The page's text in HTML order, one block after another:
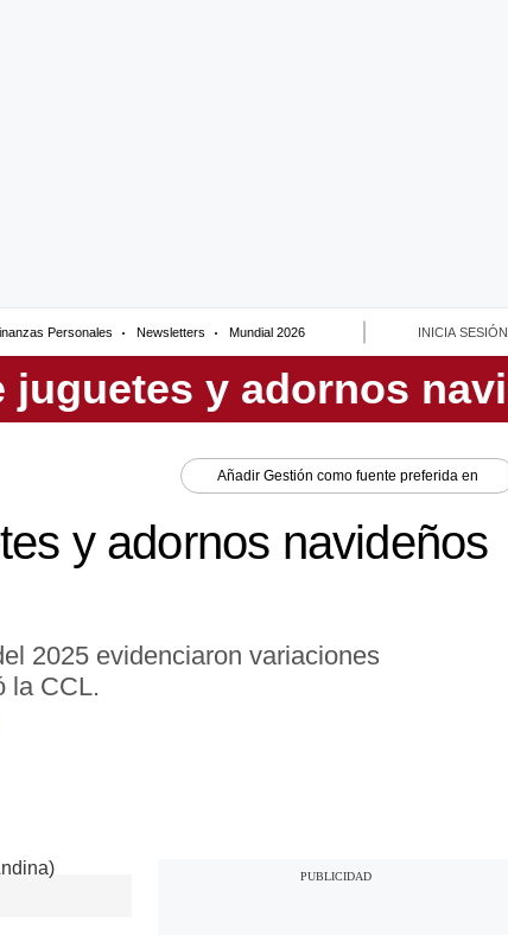
Personales Newsletters Mundial 2026 INICIA SESIÓN
Añadir Gestión como fuente preferida en
y adornos navideños
2025 evidenciaron variaciones
la CCL.